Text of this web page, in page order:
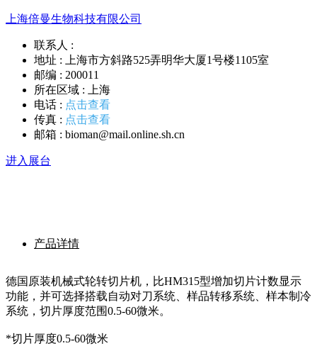
上海倍曼生物科技有限公司
联系人 :
地址 :
上海市方斜路525弄明华大厦1号楼1105室
邮编 : 200011
所在区域 :
上海
电话 : 点击查看
传真 : 点击查看
邮箱 : bioman@mail.online.sh.cn
进入展台
产品详情
德国原装机械式轮转切片机，比HM315型增加切片计数显示
功能，并可选择搭载自动对刀系统、样品转移系统、样本制冷
系统，切片厚度范围0.5-60微米。
*切片厚度0.5-60微米